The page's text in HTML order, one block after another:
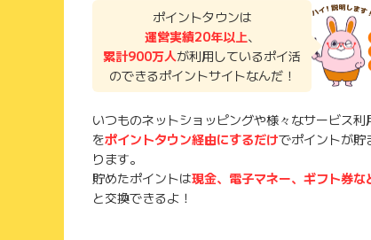
ポイントタウンは
運営実績20年以上、
累計900万人が利用しているポイ活
のできるポイントサイトなんだ！
いつものネットショッピングや様々なサービス利
をポイントタウン経由にするだけでポイントが貯
ります。
貯めたポイントは現金、電子マネー、ギフト券な
と交換できるよ！